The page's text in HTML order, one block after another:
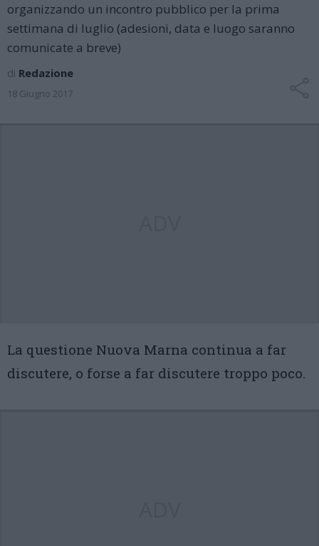
organizzando un incontro pubblico per la prima
settimana di luglio (adesioni, data e luogo saranno
comunicate a breve)
di Redazione
18 Giugno 2017
La questione Nuova Marna continua a far
discutere, o forse a far discutere troppo poco.